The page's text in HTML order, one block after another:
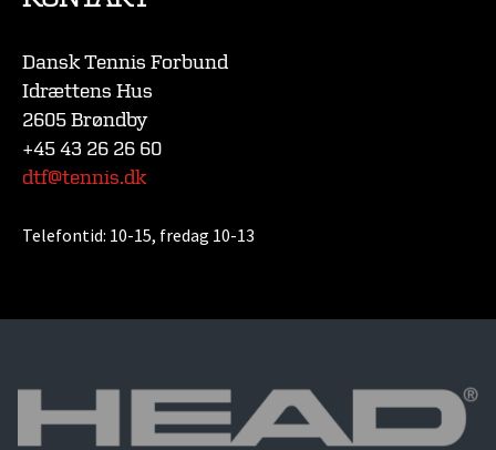
Dansk Tennis Forbund
Idrættens Hus
2605 Brøndby
+45 43 26 26 60
dtf@tennis.dk
Telefontid: 10-15, fredag 10-13